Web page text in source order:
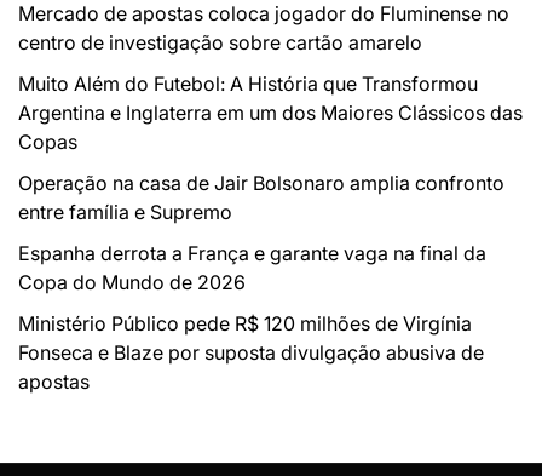
Mercado de apostas coloca jogador do Fluminense no
centro de investigação sobre cartão amarelo
Muito Além do Futebol: A História que Transformou
Argentina e Inglaterra em um dos Maiores Clássicos das
Copas
Operação na casa de Jair Bolsonaro amplia confronto
entre família e Supremo
Espanha derrota a França e garante vaga na final da
Copa do Mundo de 2026
Ministério Público pede R$ 120 milhões de Virgínia
Fonseca e Blaze por suposta divulgação abusiva de
apostas